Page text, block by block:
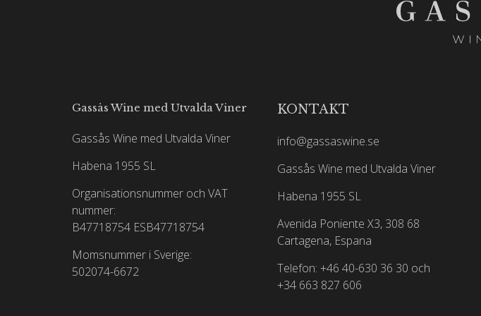
Gassås Wine med Utvalda Viner
Gassås Wine med Utvalda Viner
Habena 1955 SL
Organisationsnummer och VAT
nummer:
B47718754 ESB47718754
Momsnummer i Sverige:
502074-6672
KONTAKT
info@gassaswine.se
Gassås Wine med Utvalda Viner
Habena 1955 SL
Avenida Poniente X3, 308 68
Cartagena, Espana
Telefon: +46 40-630 36 30 och
+34 663 827 606